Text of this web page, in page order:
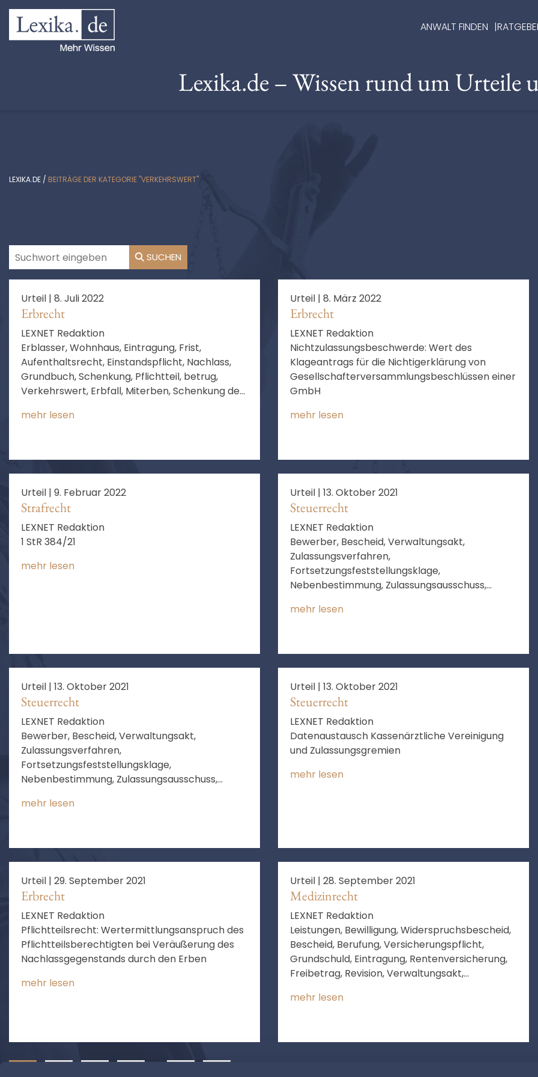
ANWALT FINDEN
Lexika.de – Wissen rund um Urteile
LEXIKA.DE / BEITRÄGE DER KATEGORIE "VERKEHRSWERT"
SUCHEN
Urteil | 8. Juli 2022
Erbrecht
LEXNET Redaktion
Erblasser, Wohnhaus, Eintragung, Frist,
Aufenthaltsrecht, Einstandspflicht, Nachlass,
Grundbuch, Schenkung, Pflichtteil, betrug,
Verkehrswert, Erbfall, Miterben, Schenkung des
mehr lesen
Urteil | 8. März 2022
Erbrecht
LEXNET Redaktion
Nichtzulassungsbeschwerde: Wert des
Klageantrags für die Nichtigerklärung von
Gesellschafterversammlungsbeschlüssen einer
GmbH
mehr lesen
Urteil | 9. Februar 2022
Strafrecht
LEXNET Redaktion
1 StR 384/21
mehr lesen
Urteil | 13. Oktober 2021
Steuerrecht
LEXNET Redaktion
Bewerber, Bescheid, Verwaltungsakt,
Zulassungsverfahren,
Fortsetzungsfeststellungsklage,
Nebenbestimmung, Zulassungsausschuss,
Anfechtungsklage, Vereinigung,
der Entscheidung
mehr lesen
Urteil | 13. Oktober 2021
Steuerrecht
LEXNET Redaktion
Bewerber, Bescheid, Verwaltungsakt,
Zulassungsverfahren,
Fortsetzungsfeststellungsklage,
Nebenbestimmung, Zulassungsausschuss,
Anfechtungsklage, Vereinigung,
der Entscheidung
mehr lesen
Urteil | 13. Oktober 2021
Steuerrecht
LEXNET Redaktion
Datenaustausch Kassenärztliche Vereinigung
und Zulassungsgremien
mehr lesen
Urteil | 29. September 2021
Erbrecht
LEXNET Redaktion
Pflichtteilsrecht: Wertermittlungsanspruch des
Pflichtteilsberechtigten bei Veräußerung des
Nachlassgegenstands durch den Erben
mehr lesen
Urteil | 28. September 2021
Medizinrecht
LEXNET Redaktion
Leistungen, Bewilligung, Widerspruchsbescheid,
Bescheid, Berufung, Versicherungspflicht,
Grundschuld, Eintragung, Rentenversicherung,
Freibetrag, Revision, Verwaltungsakt,
Rentenversicherung, Leistungen nach dem SGB
mehr lesen